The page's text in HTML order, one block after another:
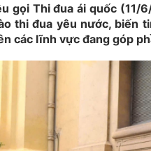
gọi Thi đua ái quốc
thi đua yêu nước, biến
các lĩnh vực đang góp